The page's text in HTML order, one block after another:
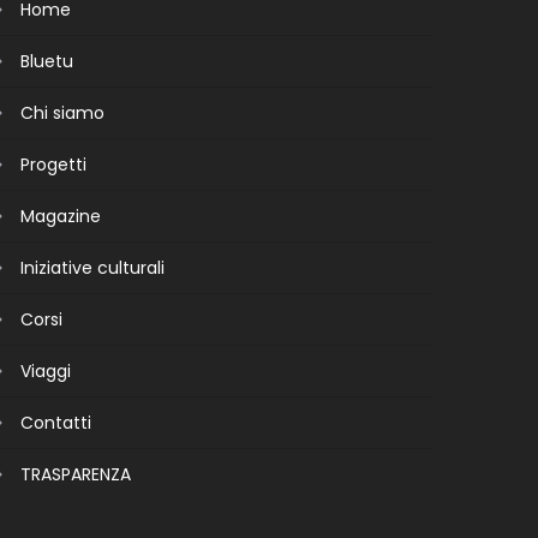
Home
Bluetu
Chi siamo
Progetti
Magazine
Iniziative culturali
Corsi
Viaggi
Contatti
TRASPARENZA